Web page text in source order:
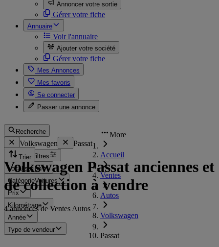
Annoncer votre sortie
Gérer votre fiche
Annuaire
Voir l'annuaire
Ajouter votre société
Gérer votre fiche
Mes Annonces
Mes favoris
Se connecter
Passer une annonce
Recherche
Volkswagen Passat
Tous les filtres
Localisation
CatégorieVoitures
Prix
Kilométrage
Année
Type de vendeur
More
Accueil
Ventes
Autos
Volkswagen
Passat
Volkswagen Passat anciennes et
de collection à vendre
4 annonces de Ventes Autos
Trier